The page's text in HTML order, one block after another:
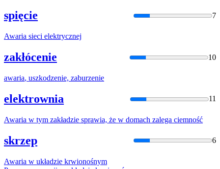
spięcie 7
Awaria sieci elektrycznej
zakłócenie 10
awaria, uszkodzenie, zaburzenie
elektrownia 11
Awaria w tym zakładzie sprawia, że w domach zalega ciemność
skrzep 6
Awaria w układzie krwionośnym